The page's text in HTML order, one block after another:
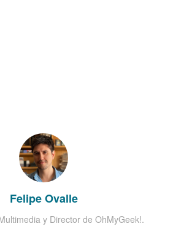
Felipe Ovalle
y Director de OhMyGeek!.